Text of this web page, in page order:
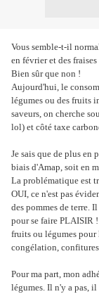
Vous semble-t-il
en février et des fraises
Bien sûr que non !
Aujourd'hui, le
légumes ou des fruits
saveurs, on cherche
lol) et côté taxe
Je sais que de plus en
biais d'Amap, soit en
La problématique est
OUI, ce n'est pas
des pommes de terre.
pour se faire PLAISIR
fruits ou légumes pour
congélation,
Pour ma part, mon
légumes. Il n'y a pas,